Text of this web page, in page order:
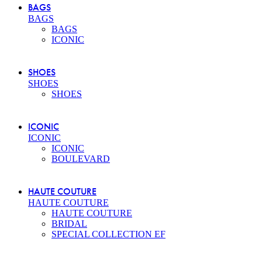
BAGS
BAGS
BAGS
ICONIC
SHOES
SHOES
SHOES
ICONIC
ICONIC
ICONIC
BOULEVARD
HAUTE COUTURE
HAUTE COUTURE
HAUTE COUTURE
BRIDAL
SPECIAL COLLECTION EF